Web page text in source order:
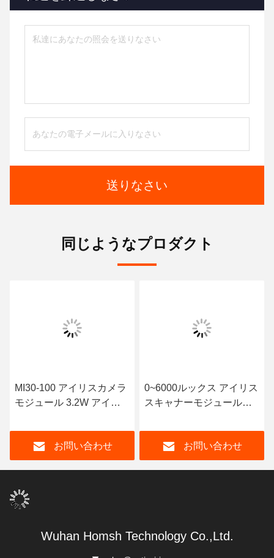
送りなさい
同じようなプロダクト
MI30-100 アイリスカメラ
モジュール 3.2W アイリ
画像帯
お問い合わせ
0~6000ルックス アイリス
スキャナーモジュール
お問い合わせ
Wuhan Homsh Technology Co.,Ltd.